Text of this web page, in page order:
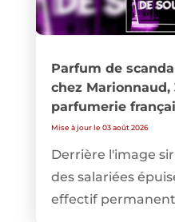
Parfum de
chez Marionnaud,
parfumerie
Mise à jour le 03 août 2026
Derrière l'image
des salariées
effectif